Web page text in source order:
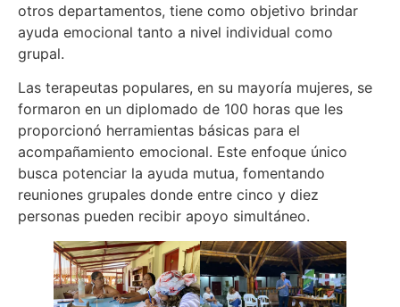
otros departamentos, tiene como objetivo brindar
ayuda emocional tanto a nivel individual como
grupal.
Las terapeutas populares, en su mayoría mujeres, se
formaron en un diplomado de 100 horas que les
proporcionó herramientas básicas para el
acompañamiento emocional. Este enfoque único
busca potenciar la ayuda mutua, fomentando
reuniones grupales donde entre cinco y diez
personas pueden recibir apoyo simultáneo.